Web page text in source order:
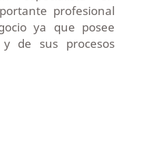
profesional
ya que posee
de sus procesos